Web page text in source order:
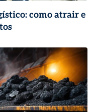
como atrair e